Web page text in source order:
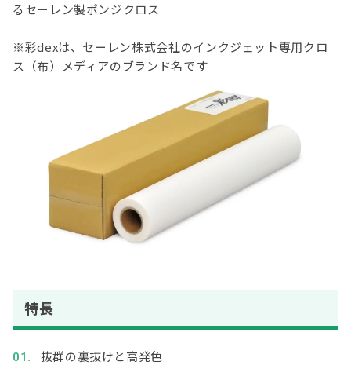
るセーレン製ポンジクロス
※彩dexは、セーレン株式会社のインクジェット専用クロ
ス（布）メディアのブランド名です
特長
抜群の裏抜けと高発色